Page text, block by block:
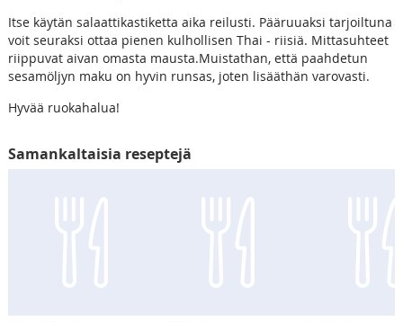
Itse käytän salaattikastiketta aika reilusti. Pääruuaksi tarjoiltuna
voit seuraksi ottaa pienen kulhollisen Thai - riisiä. Mittasuhteet
riippuvat aivan omasta mausta.Muistathan, että paahdetun
sesamöljyn maku on hyvin runsas, joten lisääthän varovasti.
Hyvää ruokahalua!
Samankaltaisia reseptejä